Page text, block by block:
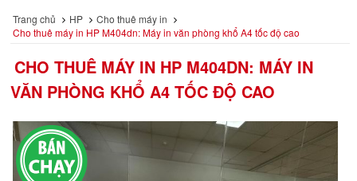
Trang chủ HP
Cho thuê máy in
Cho thuê máy in HP M404dn: Máy in văn phòng khổ A4 tốc độ cao
CHO THUÊ MÁY IN HP M404DN: MÁY IN
VĂN PHÒNG KHỔ A4 TỐC ĐỘ CAO